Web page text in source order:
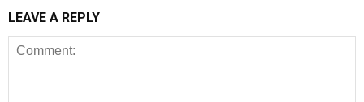
LEAVE A REPLY